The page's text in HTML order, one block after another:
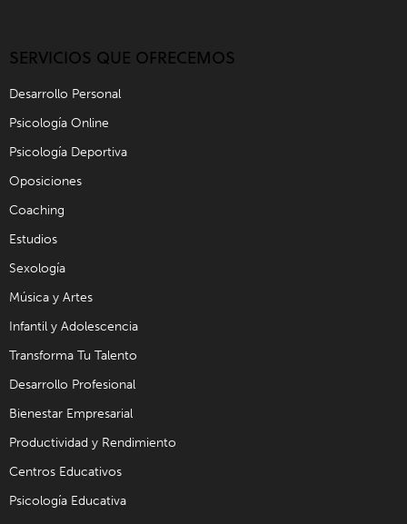
SERVICIOS QUE OFRECEMOS
Desarrollo Personal
Psicología Online
Psicología Deportiva
Oposiciones
Coaching
Estudios
Sexología
Música y Artes
Infantil y Adolescencia
Transforma Tu Talento
Desarrollo Profesional
Bienestar Empresarial
Productividad y Rendimiento
Centros Educativos
Psicología Educativa